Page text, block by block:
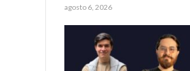
agosto 6, 2026